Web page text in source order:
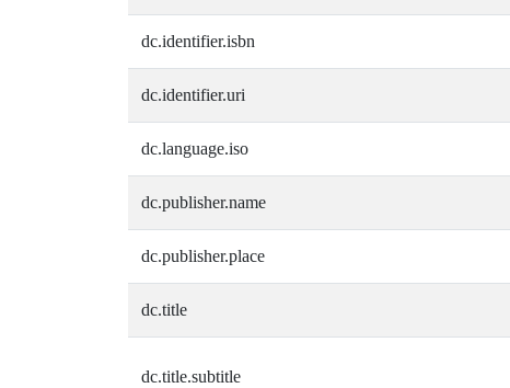
dc.identifier.isbn
dc.identifier.uri
dc.language.iso
dc.publisher.name
dc.publisher.place
dc.title
dc.title.subtitle